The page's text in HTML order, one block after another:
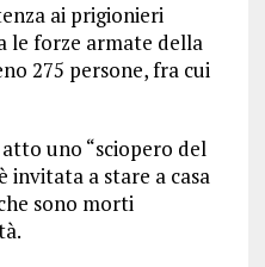
ai prigionieri
le forze armate della
275 persone, fra cui
uno “sciopero del
invitata a stare a casa
sono morti